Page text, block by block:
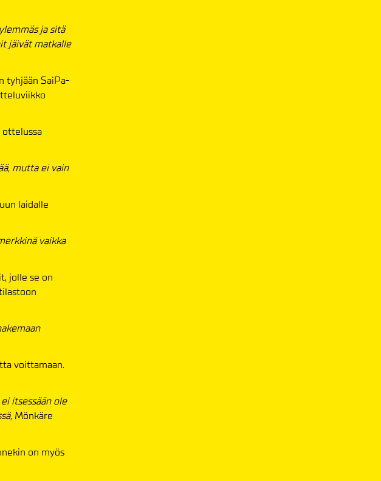
ja sitä
jäivät matkalle
tyhjään SaiPa-
ottelussa
mutta ei vain
laidalle
vaikka
jolle se on
voittamaan.
itsessään ole
Mönkäre
on myös